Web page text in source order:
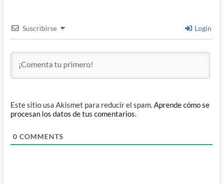
Suscribirse Login
Este sitio usa Akismet para reducir el spam.Aprende cómo se
procesan los datos de tus comentarios.
0 COMMENTS